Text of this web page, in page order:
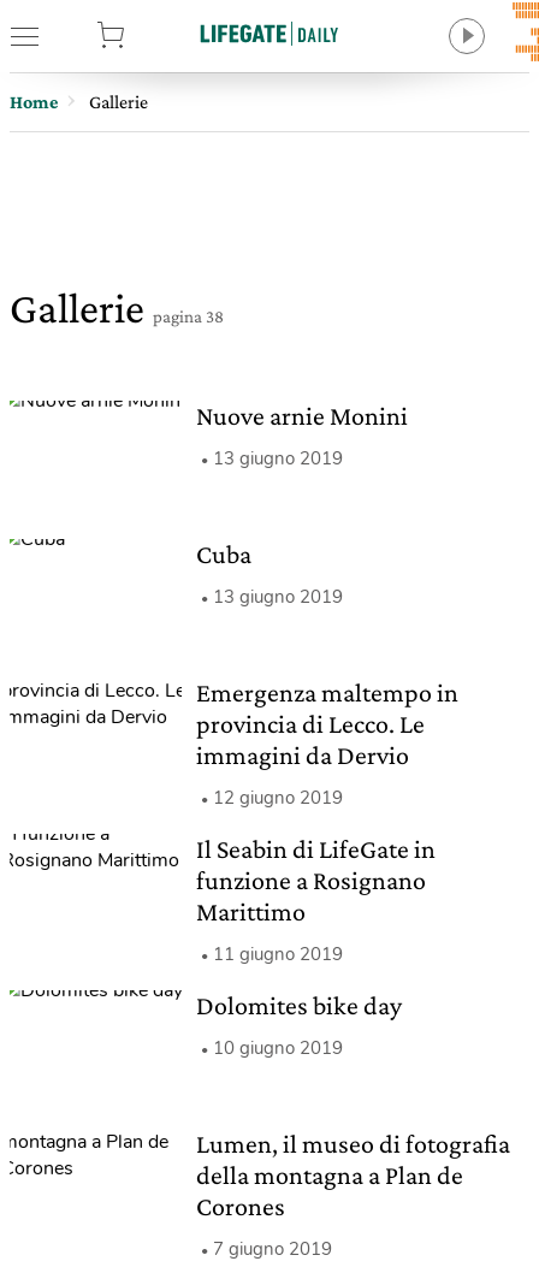
Home Gallerie
Gallerie pagina 38
Nuove arnie Monini
13 giugno 2019
Cuba
13 giugno 2019
Emergenza maltempo in
provincia di Lecco. Le
immagini da Dervio
12 giugno 2019
Il Seabin di LifeGate in
funzione a Rosignano
Marittimo
11 giugno 2019
Dolomites bike day
10 giugno 2019
Lumen, il museo di fotografia
della montagna a Plan de
Corones
7 giugno 2019